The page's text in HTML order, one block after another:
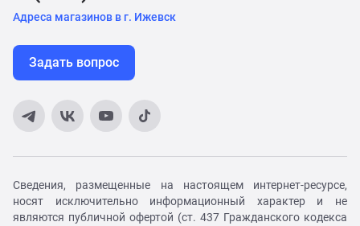
Адреса магазинов в г. Ижевск
Задать вопрос
Сведения, размещенные на настоящем интернет-ресурсе,
носят исключительно информационный характер и не
являются публичной офертой (ст. 437 Гражданского кодекса